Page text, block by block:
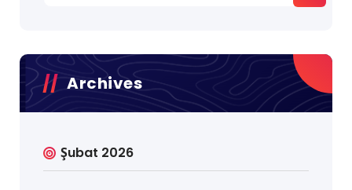
Archives
Şubat 2026